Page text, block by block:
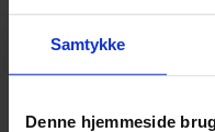
Samtykke
Denne hjemmeside